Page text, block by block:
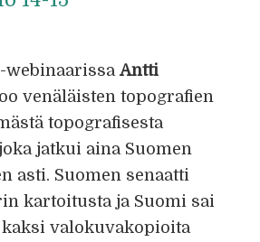
webinaarissaAntti
venäläisten topografien
topografisesta
jatkui aina Suomen
asti. Suomen senaatti
kartoitusta ja Suomi sai
kaksi valokuvakopioita